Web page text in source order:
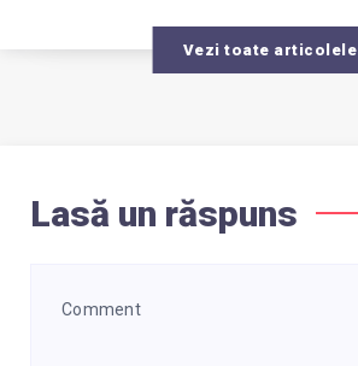
Vezi toate articolele
Lasă un răspuns